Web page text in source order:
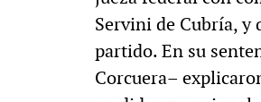
Servini de Cubría, y
partido. En su
Corcuera–